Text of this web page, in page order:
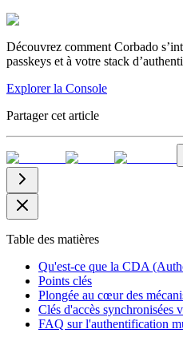
Découvrez comment Corbado
passkeys et à votre stack
Explorer la Console
Partager cet article
Table des matières
Qu'est-ce que la CDA
Points clés
Plongée au cœur des
Clés d'accès synchronisées
FAQ sur l'authentification